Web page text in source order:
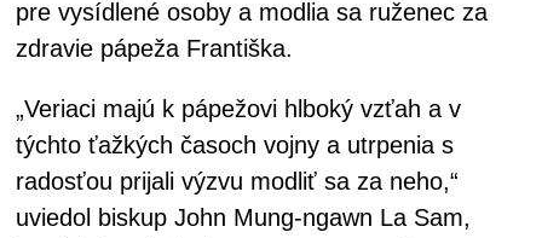
pre vysídlené osoby a modlia sa ruženec za
zdravie pápeža Františka.
„Veriaci majú k pápežovi hlboký vzťah a v
týchto ťažkých časoch vojny a utrpenia s
radosťou prijali výzvu modliť sa za neho,“
uviedol biskup John Mung-ngawn La Sam,